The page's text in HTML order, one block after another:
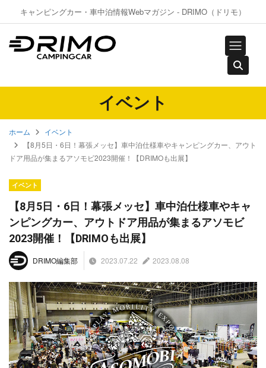
キャンピングカー・車中泊情報Webマガジン - DRIMO（ドリモ）
イベント
ホーム
イベント
【8月5日・6日！幕張メッセ】車中泊仕様車やキャンピングカー、アウト
ドア用品が集まるアソモビ2023開催！【DRIMOも出展】
イベント
【8月5日・6日！幕張メッセ】車中泊仕様車やキャ
ンピングカー、アウトドア用品が集まるアソモビ
2023開催！【DRIMOも出展】
DRIMO編集部 2023.07.22 2023.08.08